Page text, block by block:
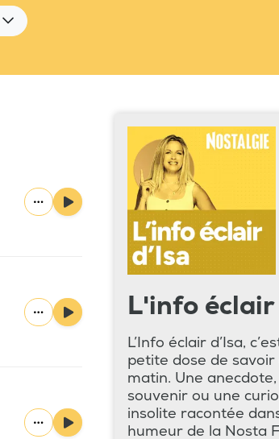
L'info
L’Info éclair d’Isa,
petite dose de savoir
matin. Une
souvenir ou une
insolite racontée
humeur de la Nosta